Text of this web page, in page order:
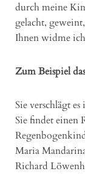
durch meine
gelacht,
Ihnen widme
Zum Beispiel
Sie verschlägt
Sie findet einen
Maria
Richard